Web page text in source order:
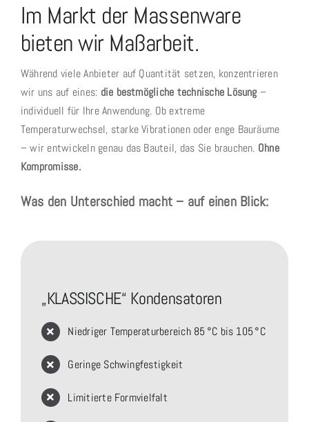
Im Markt der Massenware
bieten wir Maßarbeit.
Während viele Anbieter auf Quantität setzen, konzentrieren
wir uns auf eines: die bestmögliche technische Lösung –
individuell für Ihre Anwendung. Ob extreme
Temperaturwechsel, starke Vibrationen oder enge Bauräume
– wir entwickeln genau das Bauteil, das Sie brauchen. Ohne
Kompromisse.
Was den Unterschied macht – auf einen Blick:
„KLASSISCHE“ Kondensatoren
Niedriger Temperaturbereich 85 °C bis 105 °C
Geringe Schwingfestigkeit
Limitierte Formvielfalt